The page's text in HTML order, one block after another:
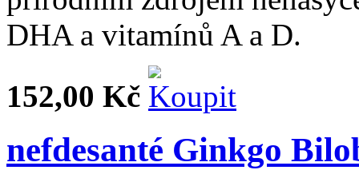
DHA a vitamínů A a D.
152,00 Kč
nefdesanté Ginkgo